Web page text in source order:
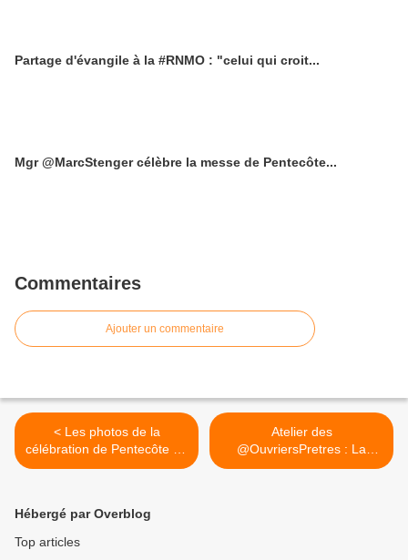
Partage d'évangile à la #RNMO : "celui qui croit...
Mgr @MarcStenger célèbre la messe de Pentecôte...
Commentaires
Ajouter un commentaire
< Les photos de la
célébration de Pentecôte du
rassemblement national de
Atelier des
@OuvriersPretres : La
présence des PO... >
Hébergé par Overblog
Top articles